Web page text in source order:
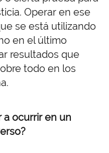
Operar en ese
se está utilizando
en el último
resultados que
todo en los
a ocurrir en un